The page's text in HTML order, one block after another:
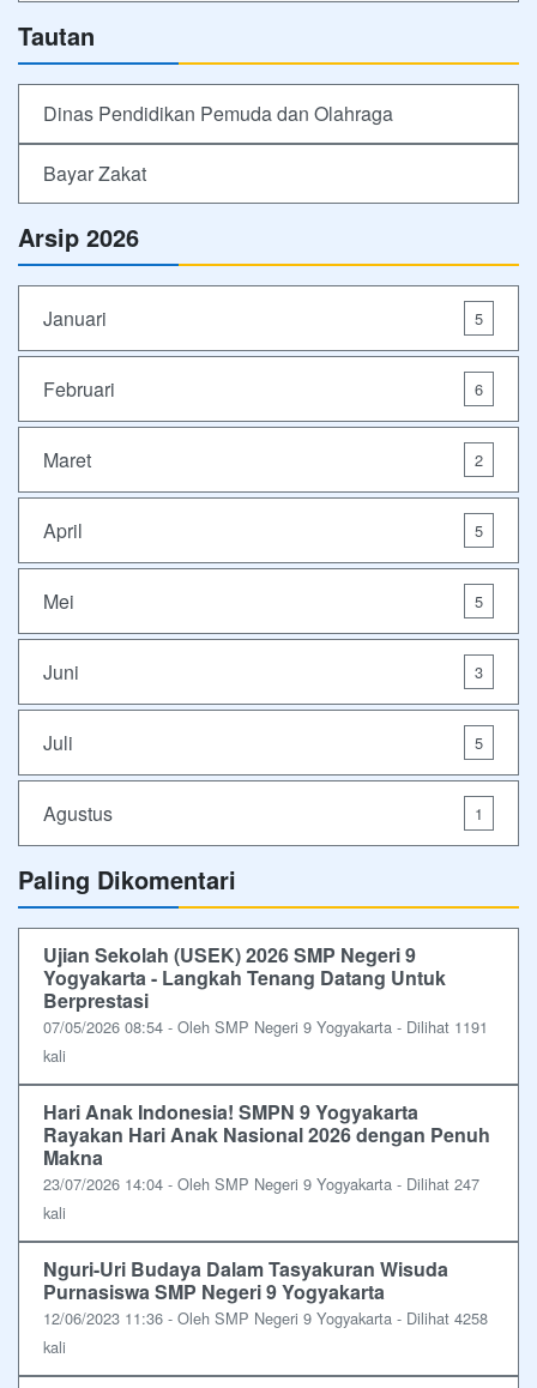
Tautan
Dinas Pendidikan Pemuda dan Olahraga
Bayar Zakat
Arsip 2026
Januari 5
Februari 6
Maret 2
April 5
Mei 5
Juni 3
Juli 5
Agustus 1
Paling Dikomentari
Ujian Sekolah (USEK) 2026 SMP Negeri 9
Yogyakarta - Langkah Tenang Datang Untuk
Berprestasi
07/05/2026 08:54 - Oleh SMP Negeri 9 Yogyakarta - Dilihat 1191
kali
Hari Anak Indonesia! SMPN 9 Yogyakarta
Rayakan Hari Anak Nasional 2026 dengan Penuh
Makna
23/07/2026 14:04 - Oleh SMP Negeri 9 Yogyakarta - Dilihat 247
kali
Nguri-Uri Budaya Dalam Tasyakuran Wisuda
Purnasiswa SMP Negeri 9 Yogyakarta
12/06/2023 11:36 - Oleh SMP Negeri 9 Yogyakarta - Dilihat 4258
kali